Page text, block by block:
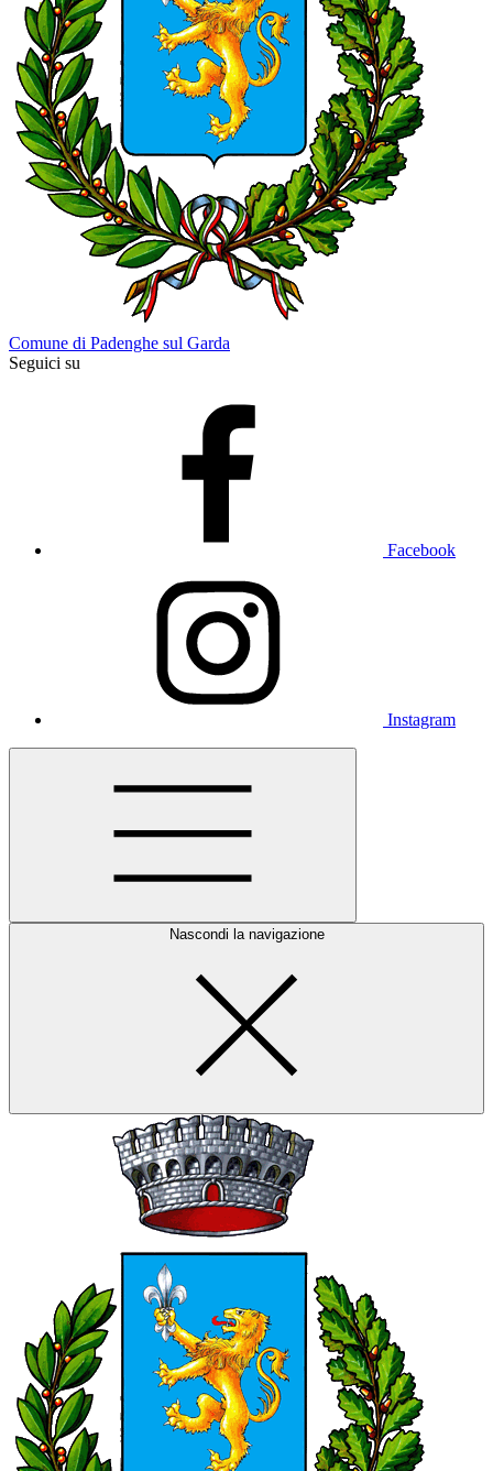
Comune di Padenghe sul Garda
Seguici su
Facebook
Instagram
Nascondi la navigazione